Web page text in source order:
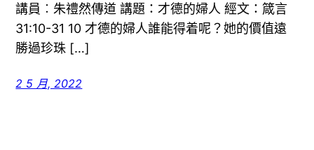
講員︰朱禮然傳道 講題：才德的婦人 經文：箴言
31:10-31 10 才德的婦人誰能得着呢？她的價值遠
勝過珍珠 […]
2 5 月, 2022